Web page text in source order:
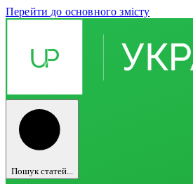
Перейти до основного змісту
Пошук статей...